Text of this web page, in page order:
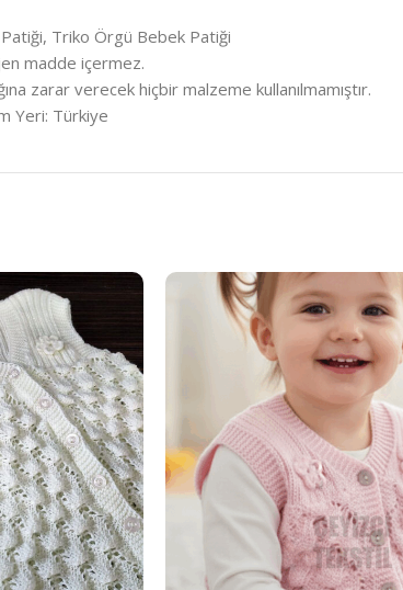
Triko Örgü Bebek Patiği
madde içermez.
zarar verecek hiçbir malzeme kullanılmamıştır.
Yeri: Türkiye